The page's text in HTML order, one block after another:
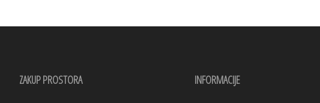
ZAKUP PROSTORA INFORMACIJE